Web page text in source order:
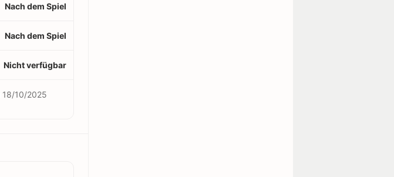
Nach dem Spiel
Nach dem Spiel
Nicht verfügbar
18/10/2025